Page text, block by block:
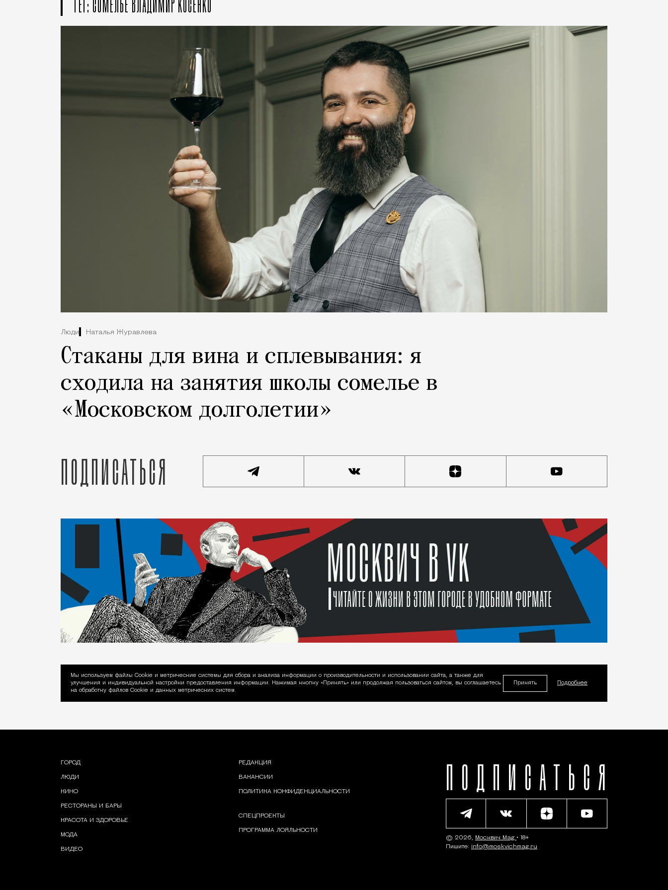
Люди Наталья Журавлева
Стаканы для вина и сплевывания: я
сходила на занятия школы сомелье в
«Московском долголетии»
Подписаться
Уведомление об использовании Cookie
Мы используем файлы Сookie и метрические системы для сбора и анализа информации о производительности и использовании сайта, а также для
улучшения и индивидуальной настройки предоставления информации. Нажимая кнопку «Принять» или продолжая пользоваться сайтом, вы соглашаетесь
на обработку файлов Cookie и данных метрических систем.
Принять Подробнее
ГОРОД
ЛЮДИ
КИНО
РЕСТОРАНЫ И БАРЫ
КРАСОТА И ЗДОРОВЬЕ
МОДА
ВИДЕО
РЕДАКЦИЯ
ВАКАНСИИ
ПОЛИТИКА КОНФИДЕНЦИАЛЬНОСТИ
СПЕЦПРОЕКТЫ
ПРОГРАММА ЛОЯЛЬНОСТИ
ПОДПИСАТЬСЯ
© 2026, Москвич Mag • 18+
Пишите: info@moskvichmag.ru